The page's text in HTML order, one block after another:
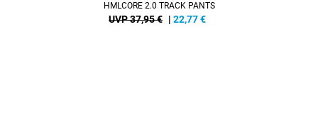
HMLCORE 2.0 TRACK PANTS
UVP 37,95 € | 22,77€